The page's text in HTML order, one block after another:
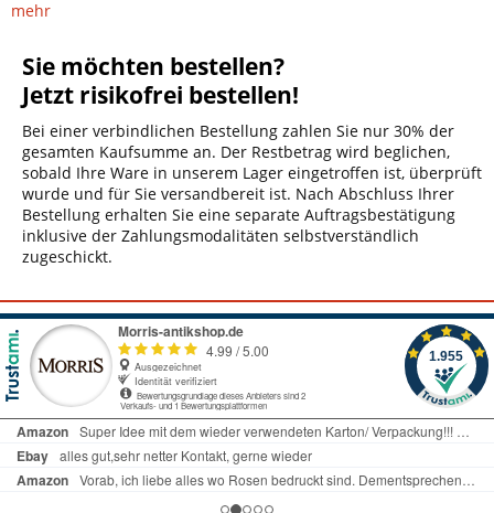
mehr
Sie möchten bestellen?
Jetzt risikofrei bestellen!
Bei einer verbindlichen Bestellung zahlen Sie nur 30% der
gesamten Kaufsumme an. Der Restbetrag wird beglichen,
sobald Ihre Ware in unserem Lager eingetroffen ist, überprüft
wurde und für Sie versandbereit ist. Nach Abschluss Ihrer
Bestellung erhalten Sie eine separate Auftragsbestätigung
inklusive der Zahlungsmodalitäten selbstverständlich
zugeschickt.